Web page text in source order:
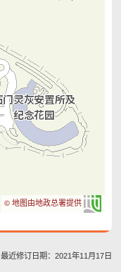
© 地图由地政总署提供
最近修订日期：2021年11月17日